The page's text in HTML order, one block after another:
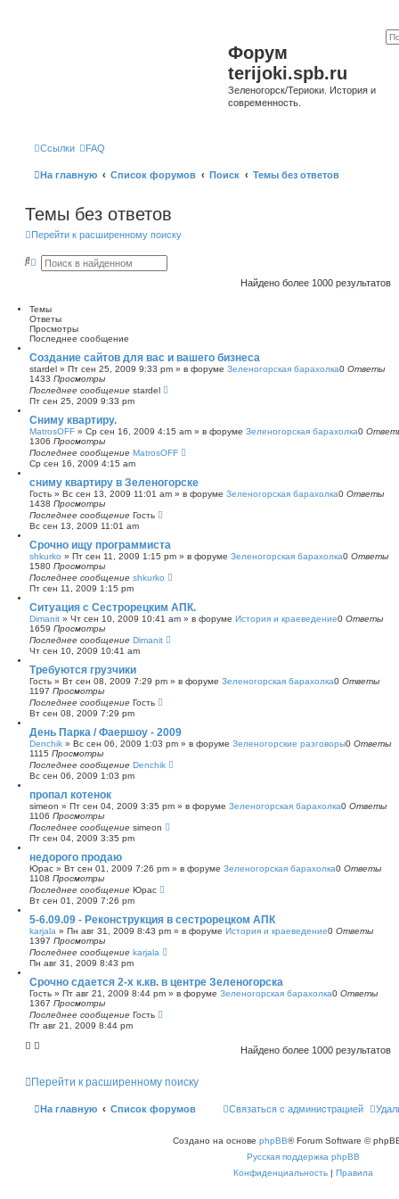
Форум
terijoki.spb.ru
Зеленогорск/Териоки. История и
современность.
Ссылки FAQ
На главную Список форумов Поиск Темы без ответов
Темы без ответов
Перейти к расширенному поиску
П Р
р
е
н
н
ы
й
п
о
и
к
Найдено более 1000 результатов
Темы
Ответы
Просмотры
Последнее сообщение
Cоздание сайтов для вас и вашего бизнеса
stardel » Пт сен 25, 2009 9:33 pm » в форуме Зеленогорская барахолка0 Ответы
1433 Просмотры
Последнее сообщение stardel
Пт сен 25, 2009 9:33 pm
Сниму квартиру.
MatrosOFF » Ср сен 16, 2009 4:15 am » в форуме Зеленогорская барахолка0
1306 Просмотры
Последнее сообщение MatrosOFF
Ср сен 16, 2009 4:15 am
сниму квартиру в Зеленогорске
Гость » Вс сен 13, 2009 11:01 am » в форуме Зеленогорская барахолка0 Ответы
1438 Просмотры
Последнее сообщение Гость
Вс сен 13, 2009 11:01 am
Срочно ищу программиста
shkurko » Пт сен 11, 2009 1:15 pm » в форуме Зеленогорская барахолка0 Ответы
1580 Просмотры
Последнее сообщение shkurko
Пт сен 11, 2009 1:15 pm
Ситуация с Сестрорецким АПК.
Dimanit » Чт сен 10, 2009 10:41 am » в форуме История и краеведение0 Ответы
1659 Просмотры
Последнее сообщение Dimanit
Чт сен 10, 2009 10:41 am
Требуются грузчики
Гость » Вт сен 08, 2009 7:29 pm » в форуме Зеленогорская барахолка0 Ответы
1197 Просмотры
Последнее сообщение Гость
Вт сен 08, 2009 7:29 pm
День Парка / Фаершоу - 2009
Denchik » Вс сен 06, 2009 1:03 pm » в форуме Зеленогорские разговоры0 Ответы
1115 Просмотры
Последнее сообщение Denchik
Вс сен 06, 2009 1:03 pm
пропал котенок
simeon » Пт сен 04, 2009 3:35 pm » в форуме Зеленогорская барахолка0 Ответы
1106 Просмотры
Последнее сообщение simeon
Пт сен 04, 2009 3:35 pm
недорого продаю
Юрас » Вт сен 01, 2009 7:26 pm » в форуме Зеленогорская барахолка0 Ответы
1108 Просмотры
Последнее сообщение Юрас
Вт сен 01, 2009 7:26 pm
5-6.09.09 - Реконструкция в сестрорецком АПК
karjala » Пн авг 31, 2009 8:43 pm » в форуме История и краеведение0 Ответы
1397 Просмотры
Последнее сообщение karjala
Пн авг 31, 2009 8:43 pm
Срочно сдается 2-х к.кв. в центре Зеленогорска
Гость » Пт авг 21, 2009 8:44 pm » в форуме Зеленогорская барахолка0 Ответы
1367 Просмотры
Последнее сообщение Гость
Пт авг 21, 2009 8:44 pm
Найдено более 1000 результатов
Перейти к расширенному поиску
На главную Список форумов Связаться с администрацией
Создано на основе phpBB® Forum Software ©
Русская поддержка phpBB
Конфиденциальность | Правила